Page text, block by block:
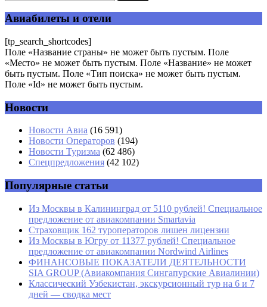
Авиабилеты и отели
[tp_search_shortcodes]
Поле «Название страны» не может быть пустым. Поле
«Место» не может быть пустым. Поле «Название» не может
быть пустым. Поле «Тип поиска» не может быть пустым.
Поле «Id» не может быть пустым.
Новости
Новости Авиа (16 591)
Новости Операторов (194)
Новости Туризма (62 486)
Спецпредложения (42 102)
Популярные статьи
Из Москвы в Калининград от 5110 рублей! Специальное
предложение от авиакомпании Smartavia
Страховщик 162 туроператоров лишен лицензии
Из Москвы в Югру от 11377 рублей! Специальное
предложение от авиакомпании Nordwind Airlines
ФИНАНСОВЫЕ ПОКАЗАТЕЛИ ДЕЯТЕЛЬНОСТИ
SIA GROUP (Авиакомпания Сингапурские Авиалинии)
Классический Узбекистан, экскурсионный тур на 6 и 7
дней — сводка мест